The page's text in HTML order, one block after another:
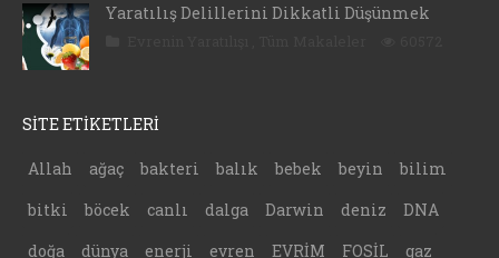
Yaratılış Delillerini Dikkatli Düşünmek
SİTE ETİKETLERİ
Allah ağaç bakteri balık bebek beyin
bilim
bitki
böcek canlı dalga Darwin deniz
DNA
doğa
dünya enerji evren EVRİM FOSİL gaz